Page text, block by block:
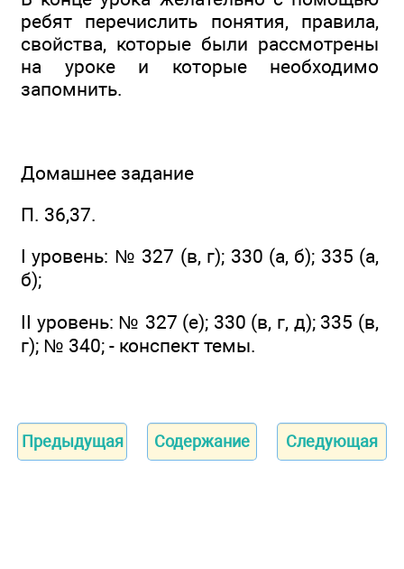
ребят перечислить понятия, правила,
свойства, которые были рассмотрены
на уроке и которые необходимо
запомнить.
Домашнее задание
П. 36,37.
I уровень: № 327 (в, г); 330 (а, б); 335 (а,
б);
II уровень: № 327 (е); 330 (в, г, д); 335 (в,
г); № 340; - конспект темы.
Предыдущая Содержание Следующая